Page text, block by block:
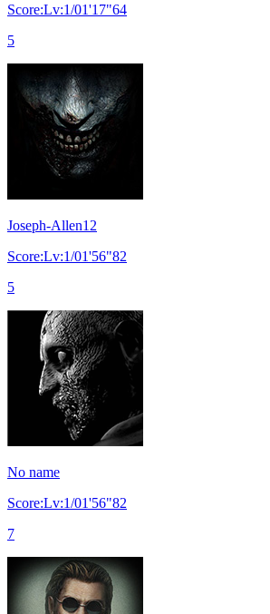
Score:Lv:1/01'17"64
5
Joseph-Allen12
Score:Lv:1/01'56"82
5
No name
Score:Lv:1/01'56"82
7